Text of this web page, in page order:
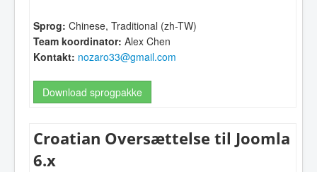
Sprog: Chinese, Traditional (zh-TW)
Team koordinator: Alex Chen
Kontakt: nozaro33@gmail.com
Download sprogpakke
Croatian Oversættelse til Joomla
6.x